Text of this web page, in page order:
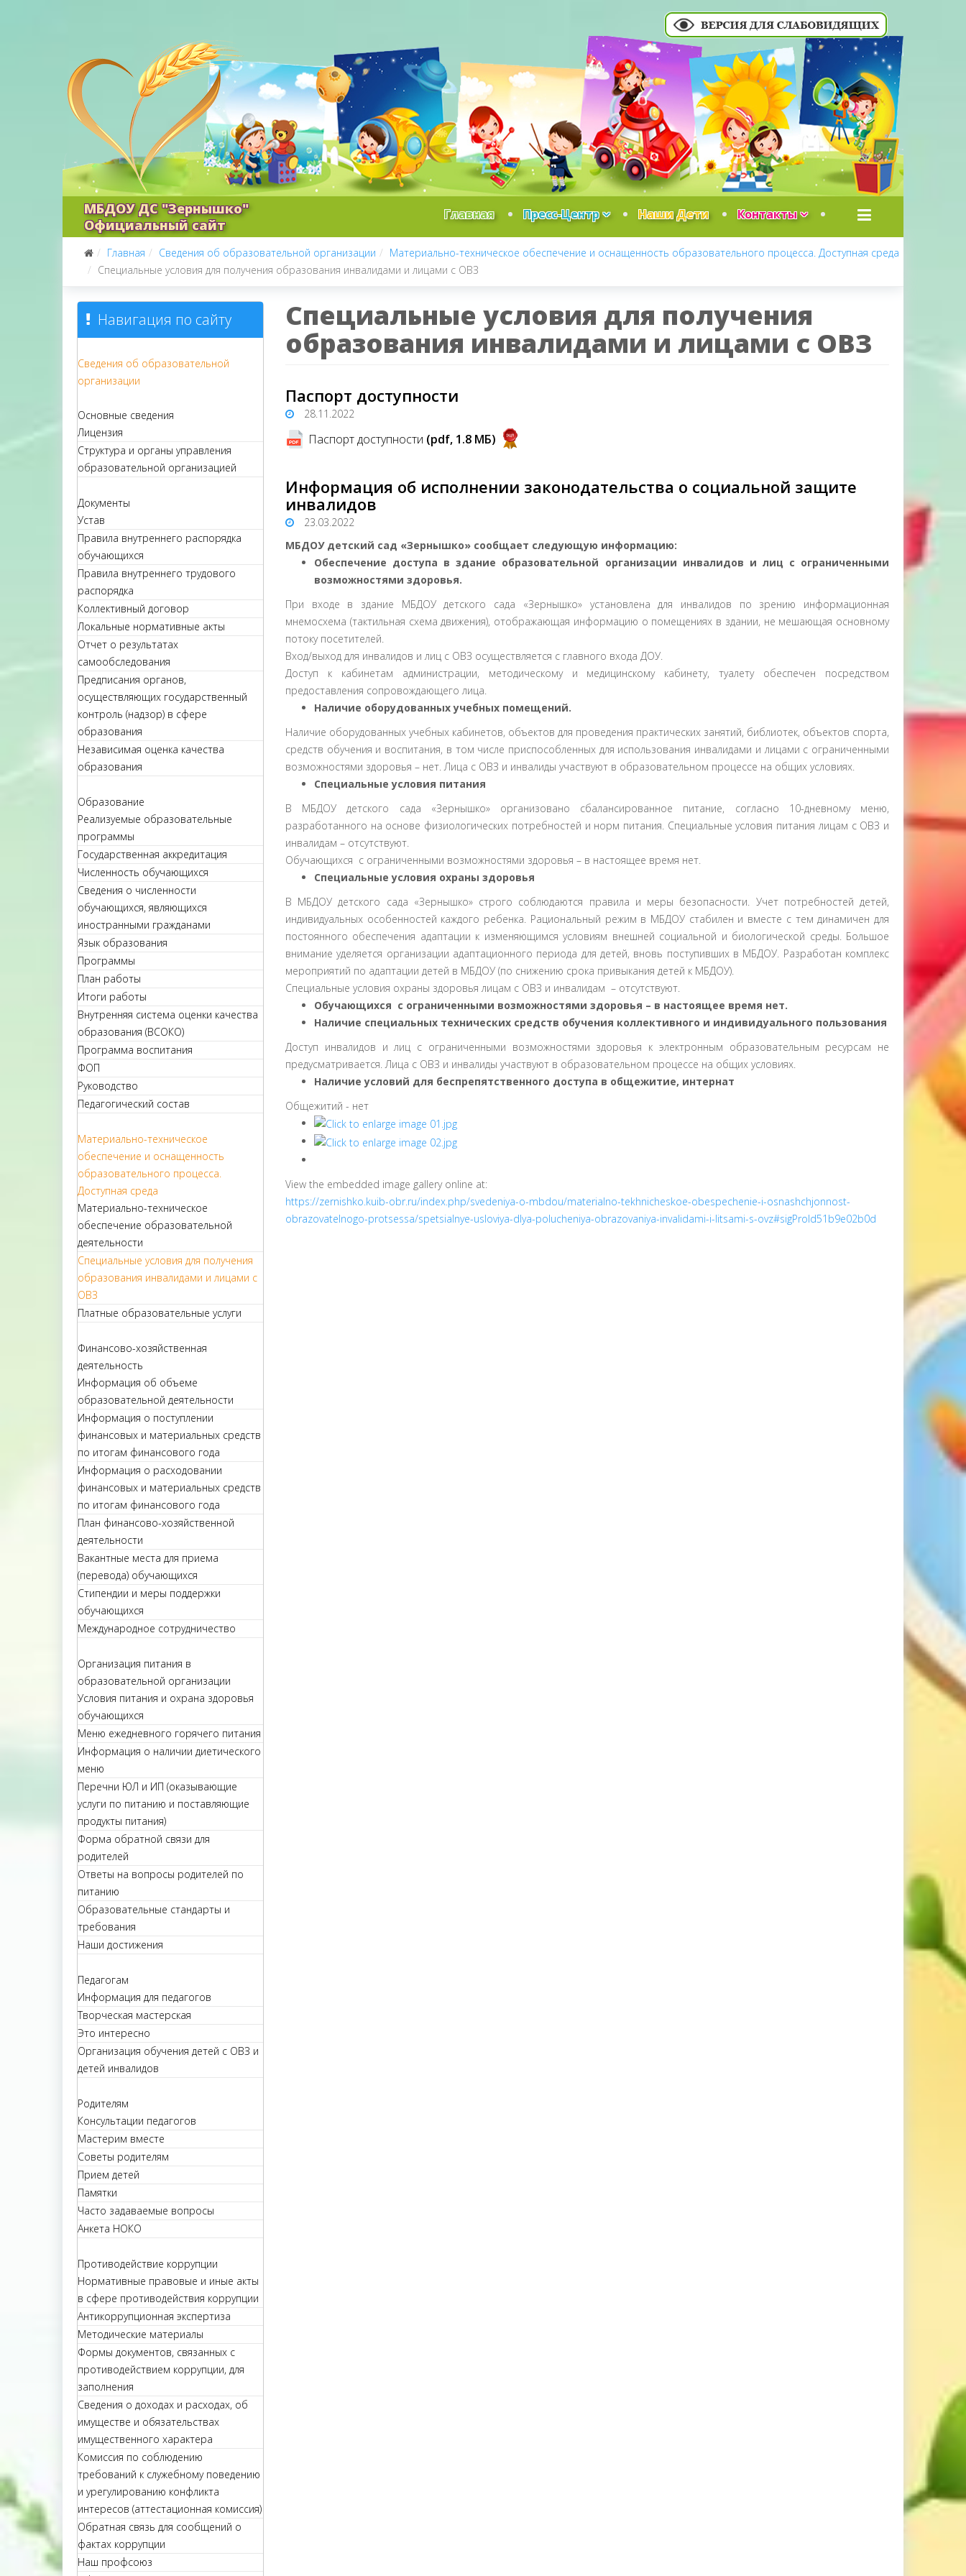
МБДОУ ДС "Зернышко"
Официальный сайт
Главная Пресс-Центр Наши Дети Контакты
Главная Сведения об образовательной организации
Материально-техническое обеспечение и оснащенность образовательного процесса. Доступная среда
Специальные условия для получения образования инвалидами и лицами с ОВЗ
Навигация по сайту
Сведения об образовательной
организации
Основные сведения
Лицензия
Структура и органы управления
образовательной организацией
Документы
Устав
Правила внутреннего распорядка
обучающихся
Правила внутреннего трудового
распорядка
Коллективный договор
Локальные нормативные акты
Отчет о результатах
самообследования
Предписания органов,
осуществляющих государственный
контроль (надзор) в сфере
образования
Независимая оценка качества
образования
Образование
Реализуемые образовательные
программы
Государственная аккредитация
Численность обучающихся
Сведения о численности
обучающихся, являющихся
иностранными гражданами
Язык образования
Программы
План работы
Итоги работы
Внутренняя система оценки качества
образования (ВСОКО)
Программа воспитания
ФОП
Руководство
Педагогический состав
Материально-техническое
обеспечение и оснащенность
образовательного процесса.
Доступная среда
Материально-техническое
обеспечение образовательной
деятельности
Специальные условия для получения
образования инвалидами и лицами с
ОВЗ
Платные образовательные услуги
Финансово-хозяйственная
деятельность
Информация об объеме
образовательной деятельности
Информация о поступлении
финансовых и материальных средств
по итогам финансового года
Информация о расходовании
финансовых и материальных средств
по итогам финансового года
План финансово-хозяйственной
деятельности
Вакантные места для приема
(перевода) обучающихся
Стипендии и меры поддержки
обучающихся
Международное сотрудничество
Организация питания в
образовательной организации
Условия питания и охрана здоровья
обучающихся
Меню ежедневного горячего питания
Информация о наличии диетического
меню
Перечни ЮЛ и ИП (оказывающие
услуги по питанию и поставляющие
продукты питания)
Форма обратной связи для
родителей
Ответы на вопросы родителей по
питанию
Образовательные стандарты и
требования
Наши достижения
Педагогам
Информация для педагогов
Творческая мастерская
Это интересно
Организация обучения детей с ОВЗ и
детей инвалидов
Родителям
Консультации педагогов
Мастерим вместе
Советы родителям
Прием детей
Памятки
Часто задаваемые вопросы
Анкета НОКО
Противодействие коррупции
Нормативные правовые и иные акты
в сфере противодействия коррупции
Антикоррупционная экспертиза
Методические материалы
Формы документов, связанных с
противодействием коррупции, для
заполнения
Сведения о доходах и расходах, об
имуществе и обязательствах
имущественного характера
Комиссия по соблюдению
требований к служебному поведению
и урегулированию конфликта
интересов (аттестационная комиссия)
Обратная связь для сообщений о
фактах коррупции
Наш профсоюз
Специальные условия для получения
образования инвалидами и лицами с ОВЗ
Паспорт доступности
28.11.2022
Паспорт доступности (pdf, 1.8 MБ)
Информация об исполнении законодательства о социальной защите
инвалидов
23.03.2022
МБДОУ детский сад «Зернышко» сообщает следующую информацию:
Обеспечение доступа в здание образовательной организации инвалидов и лиц с ограниченными
возможностями здоровья.
При входе в здание МБДОУ детского сада «Зернышко» установлена для инвалидов по зрению информационная
мнемосхема (тактильная схема движения), отображающая информацию о помещениях в здании, не мешающая основному
потоку посетителей.
Вход/выход для инвалидов и лиц с ОВЗ осуществляется с главного входа ДОУ.
Доступ к кабинетам администрации, методическому и медицинскому кабинету, туалету обеспечен посредством
предоставления сопровождающего лица.
Наличие оборудованных учебных помещений.
Наличие оборудованных учебных кабинетов, объектов для проведения практических занятий, библиотек, объектов спорта,
средств обучения и воспитания, в том числе приспособленных для использования инвалидами и лицами с ограниченными
возможностями здоровья – нет. Лица с ОВЗ и инвалиды участвуют в образовательном процессе на общих условиях.
Специальные условия питания
В МБДОУ детского сада «Зернышко» организовано сбалансированное питание, согласно 10-дневному меню,
разработанного на основе физиологических потребностей и норм питания. Специальные условия питания лицам с ОВЗ и
инвалидам – отсутствуют.
Обучающихся с ограниченными возможностями здоровья – в настоящее время нет.
Cпециальные условия охраны здоровья
В МБДОУ детского сада «Зернышко» строго соблюдаются правила и меры безопасности. Учет потребностей детей,
индивидуальных особенностей каждого ребенка. Рациональный режим в МБДОУ стабилен и вместе с тем динамичен для
постоянного обеспечения адаптации к изменяющимся условиям внешней социальной и биологической среды. Большое
внимание уделяется организации адаптационного периода для детей, вновь поступивших в МБДОУ. Разработан комплекс
мероприятий по адаптации детей в МБДОУ (по снижению срока привыкания детей к МБДОУ).
Специальные условия охраны здоровья лицам с ОВЗ и инвалидам – отсутствуют.
Обучающихся с ограниченными возможностями здоровья – в настоящее время нет.
Наличие специальных технических средств обучения коллективного и индивидуального пользования
Доступ инвалидов и лиц с ограниченными возможностями здоровья к электронным образовательным ресурсам не
предусматривается. Лица с ОВЗ и инвалиды участвуют в образовательном процессе на общих условиях.
Наличие условий для беспрепятственного доступа в общежитие, интернат
Общежитий - нет
View the embedded image gallery online at:
https://zernishko.kuib-obr.ru/index.php/svedeniya-o-mbdou/materialno-tekhnicheskoe-obespechenie-i-osnashchjonnost-
obrazovatelnogo-protsessa/spetsialnye-usloviya-dlya-polucheniya-obrazovaniya-invalidami-i-litsami-s-ovz#sigProId51b9e02b0d